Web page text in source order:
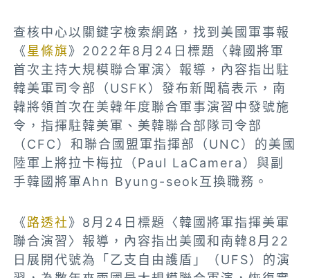
查核中心以關鍵字檢索網路，找到美國軍事報
《星條旗》2022年8月24日標題〈韓國將軍
首次主持大規模聯合軍演〉報導，內容指出駐
韓美軍司令部（USFK）發布新聞稿表示，南
韓將領首次在美韓年度聯合軍事演習中發號施
令，指揮駐韓美軍、美韓聯合部隊司令部
（CFC）和聯合國盟軍指揮部（UNC）的美國
陸軍上將拉卡梅拉（Paul LaCamera）與副
手韓國將軍Ahn Byung-seok互換職務。
《路透社》8月24日標題〈韓國將軍指揮美軍
聯合演習〉報導，內容指出美國和南韓8月22
日展開代號為「乙支自由護盾」（UFS）的演